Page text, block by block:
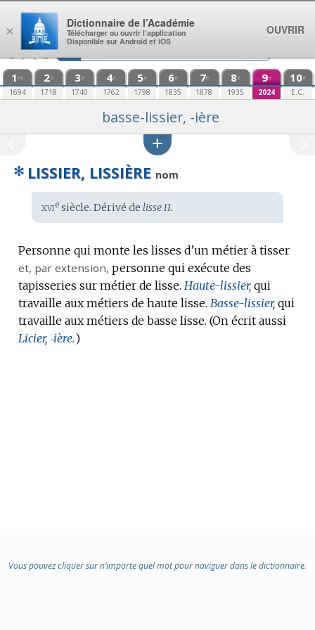
Aller au contenu
1 re
1694
2e
1718
3e
1740
4e
1762
5e
1798
6e
1835
7e
1878
8e
1935
9e
2024
10e
E.C.
basse-lissier, -ière
✻ LISSIER, LISSIÈRE nom
Étymologie
:
xviesiècle. Dérivé de lisse II.
Personne qui monte les lisses d’un métier à tisser
et, par extension, personne qui exécute des
tapisseries sur métier de lisse. Haute-lissier, qui
travaille aux métiers de haute lisse. Basse-lissier, qui
travaille aux métiers de basse lisse. (On écrit aussi
Licier, ‑ière.)
Vous pouvez cliquer sur n’importe quel mot pour naviguer dans le dictionnaire.
×
Dictionnaire de l’Académie
Télécharger ou ouvrir l’application
Disponible sur Android et iOS
OUVRIR